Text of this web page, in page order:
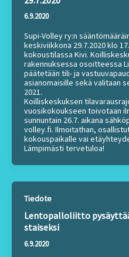
6.9.2020
Supi-Volley ry:n
keskiviikkona 29.7.2020 klo
kokoustilassa Kivi.
rakennuksessa osoitteessa
päätetään tili- ja
asianomaisille sekä valitaan
2021.
Koilliskeskuksen
vuosikokoukseen toivotaan
sunnuntain 26.7. aikana
volley.fi. Ilmoitathan,
kokouspaikalle vai
Lämpimästi tervetuloa!
Tiedote
Lentopalloliitto
staiseksi
6.9.2020